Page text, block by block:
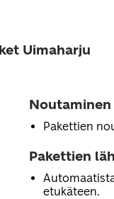
Uimaharju
Noutaminen
Pakettien
Pakettien
etukäteen.